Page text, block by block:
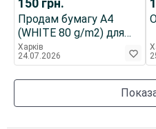
150 грн.
Продам бумагу А4
(WHITE 80 g/m2) для
принтера, ксерокса
(офисная)
Харків
24.07.2026